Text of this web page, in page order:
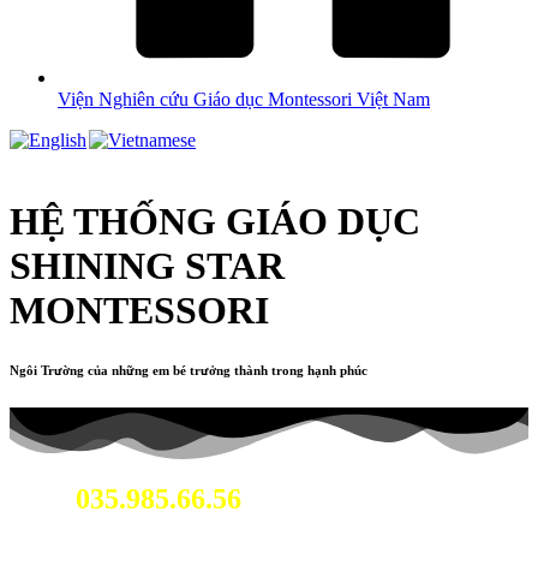
Viện Nghiên cứu Giáo dục Montessori Việt Nam
HỆ THỐNG GIÁO DỤC
SHINING STAR
MONTESSORI
Ngôi Trường của những em bé trưởng thành trong hạnh phúc
035.985.66.56